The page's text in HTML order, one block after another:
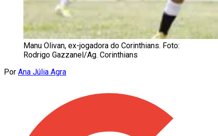
Manu Olivan, ex-jogadora do Corinthians. Foto:
Rodrigo Gazzanel/Ag. Corinthians
Por Ana Júlia Agra